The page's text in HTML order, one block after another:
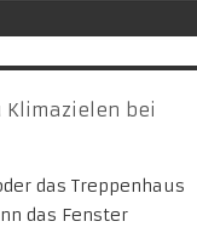
bei
das Treppenhaus
das Fenster